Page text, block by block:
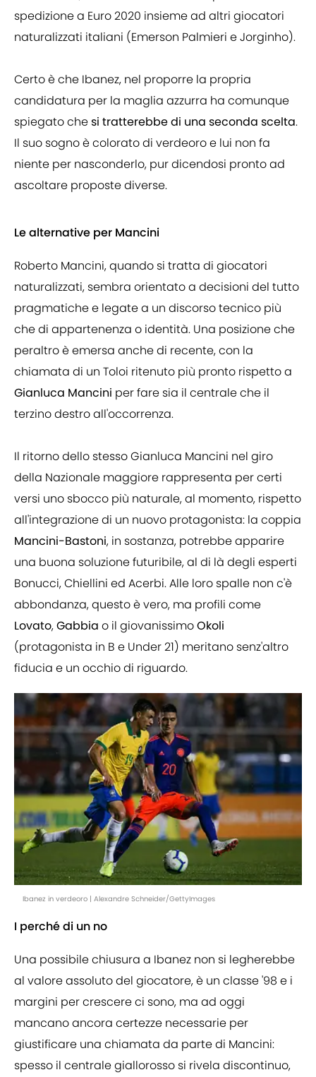
spedizione a Euro 2020 insieme ad altri giocatori
naturalizzati italiani (Emerson Palmieri e Jorginho).
Certo è che Ibanez, nel proporre la propria
candidatura per la maglia azzurra ha comunque
spiegato chesi tratterebbe di una seconda scelta.
Il suo sogno è colorato di verdeoro e lui non fa
niente per nasconderlo, pur dicendosi pronto ad
ascoltare proposte diverse.
Le alternative per Mancini
Roberto Mancini, quando si tratta di giocatori
naturalizzati, sembra orientato a decisioni del tutto
pragmatiche e legate a un discorso tecnico più
che di appartenenza o identità. Una posizione che
peraltro è emersa anche di recente, con la
chiamata di un Toloi ritenuto più pronto rispetto a
Gianluca Mancini per fare sia il centrale che il
terzino destro all'occorrenza.
Il ritorno dello stesso Gianluca Mancini nel giro
della Nazionale maggiore rappresenta per certi
versi uno sbocco più naturale, al momento, rispetto
all'integrazione di un nuovo protagonista: la coppia
Mancini-Bastoni, in sostanza, potrebbe apparire
una buona soluzione futuribile, al di là degli esperti
Bonucci, Chiellini ed Acerbi. Alle loro spalle non c'è
abbondanza, questo è vero, ma profili come
Lovato,Gabbia o il giovanissimoOkoli
(protagonista in B e Under 21) meritano senz'altro
fiducia e un occhio di riguardo.
Ibanez in verdeoro | Alexandre Schneider/GettyImages
I perché di un no
Una possibile chiusura a Ibanez non si legherebbe
al valore assoluto del giocatore, è un classe '98 e i
margini per crescere ci sono, ma ad oggi
mancano ancora certezze necessarie per
giustificare una chiamata da parte di Mancini:
spesso il centrale giallorosso si rivela discontinuo,